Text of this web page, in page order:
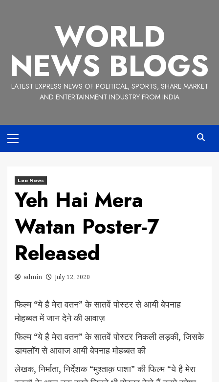
WORLD
NEWS BLOGS
LATEST EXPRESS NEWS OF POLITICAL, SPORTS, SHARE MARKET
AND ENTERTAINMENT INDUSTRY FROM INDIA
Menu
Leo News
Yeh Hai Mera
Watan Poster-7
Released
admin July 12, 2020
फिल्म “ये है मेरा वतन” के सातवें पोस्टर से आयी बेपनाह
मोहब्बत में जान देने की आवाज़
फिल्म “ये है मेरा वतन” के सातवें पोस्टर निकली लड़की, जिसके
डायलॉग से आवाज आयी बेपनाह मोहब्बत की
लेखक, निर्माता, निर्देशक “मुश्ताक़ पाशा” की फिल्म “ये है मेरा